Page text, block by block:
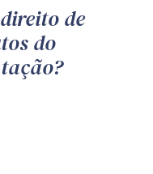
de
do